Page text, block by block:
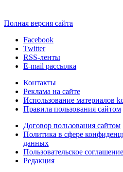
Полная версия сайта
Facebook
Twitter
RSS-ленты
E-mail рассылка
Контакты
Реклама на сайте
Использование материалов
Правила пользования сайтом
Договор пользования сайтом
Политика в сфере
данных
Пользовательское соглашение
Редакция